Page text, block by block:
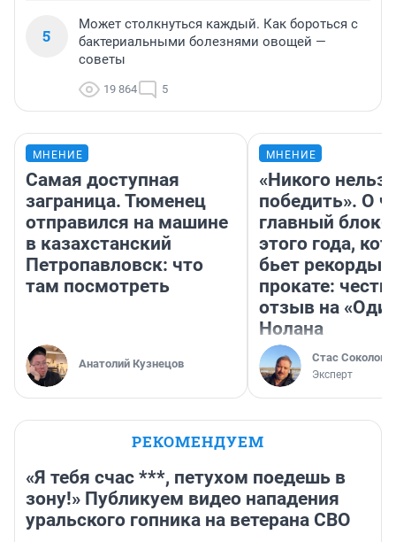
5
Может столкнуться каждый. Как бороться с
бактериальными болезнями овощей —
советы
19 864 5
МНЕНИЕ
Самая доступная
заграница. Тюменец
отправился на машине
в казахстанский
Петропавловск: что
там посмотреть
Анатолий Кузнецов
МНЕНИЕ
«Никого нельзя
победить». О
главный
этого года,
бьет рекорды в
прокате:
отзыв на
Нолана
Стас Соколов
Эксперт
РЕКОМЕНДУЕМ
«Я тебя счас ***, петухом поедешь в
зону!» Публикуем видео нападения
уральского гопника на ветерана СВО